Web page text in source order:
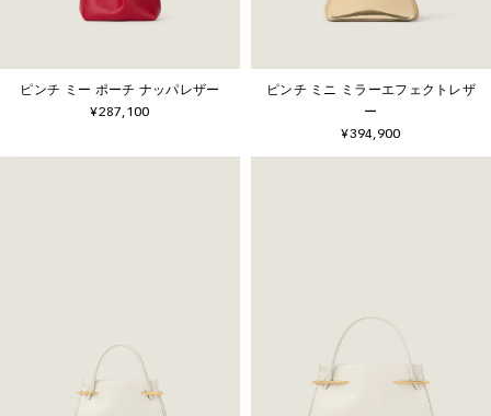
ピンチ ミー ポーチ ナッパレザー
¥287,100
ピンチ ミニ ミラーエフェクトレザ
ー
¥394,900